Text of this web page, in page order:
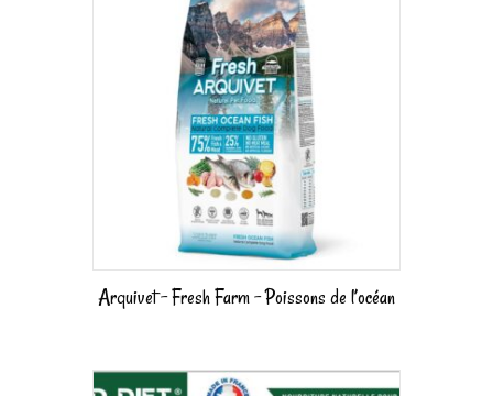
Arquivet – Fresh Farm – Poissons de l’océan